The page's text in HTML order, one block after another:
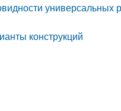
универсальных
конструкций